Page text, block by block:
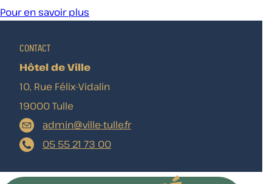
Pour en savoir plus
CONTACT
Hôtel de Ville
10, Rue Félix-Vidalin
19000 Tulle
admin@ville-tulle.fr
05 55 21 73 00